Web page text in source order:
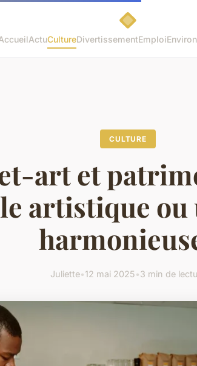
ActuCultureDivertissementEmploi
CULTURE
art et
artistique ou
Juliette•12 mai 2025•3 min de